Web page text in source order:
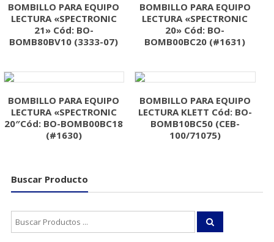
BOMBILLO PARA EQUIPO
LECTURA «SPECTRONIC
21» Cód: BO-
BOMB80BV10 (3333-07)
BOMBILLO PARA EQUIPO
LECTURA «SPECTRONIC
20» Cód: BO-
BOMB00BC20 (#1631)
BOMBILLO PARA EQUIPO
LECTURA «SPECTRONIC
20″Cód: BO-BOMB00BC18
(#1630)
BOMBILLO PARA EQUIPO
LECTURA KLETT Cód: BO-
BOMB10BC50 (CEB-
100/71075)
Buscar Producto
Buscar: